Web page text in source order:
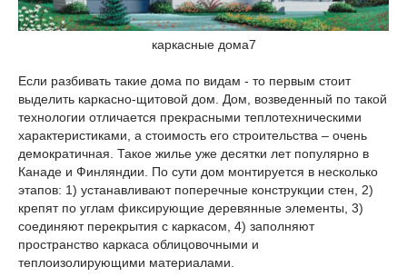
каркасные дома7
Если разбивать такие дома по видам - то первым стоит
выделить каркасно-щитовой дом. Дом, возведенный по такой
технологии отличается прекрасными теплотехническими
характеристиками, а стоимость его строительства – очень
демократичная. Такое жилье уже десятки лет популярно в
Канаде и Финляндии. По сути дом монтируется в несколько
этапов: 1) устанавливают поперечные конструкции стен, 2)
крепят по углам фиксирующие деревянные элементы, 3)
соединяют перекрытия с каркасом, 4) заполняют
пространство каркаса облицовочными и
теплоизолирующими материалами.